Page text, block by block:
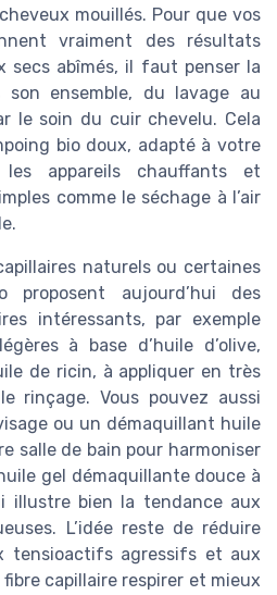
mouillés. Pour que vos
vraiment des résultats
secs abîmés, il faut penser la
son ensemble, du lavage au
le soin du cuir chevelu. Cela
bio doux, adapté à votre
appareils chauffants et
comme le séchage à l’air
naturels ou certaines
proposent aujourd’hui des
intéressants, par exemple
à base d’huile d’olive,
de ricin, à appliquer en très
rinçage. Vous pouvez aussi
ou un démaquillant huile
salle de bain pour harmoniser
gel démaquillante douce à
illustre bien la tendance aux
L’idée reste de réduire
tensioactifs agressifs et aux
capillaire respirer et mieux